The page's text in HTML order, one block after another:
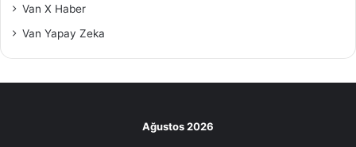
Van X Haber
Van Yapay Zeka
Ağustos 2026